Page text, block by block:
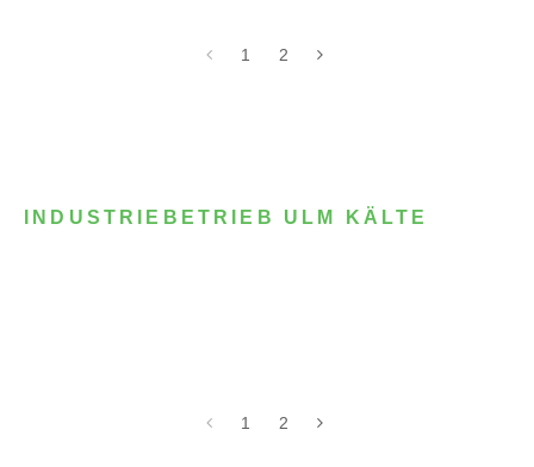
1 2
INDUSTRIEBETRIEB ULM KÄLTE
1 2